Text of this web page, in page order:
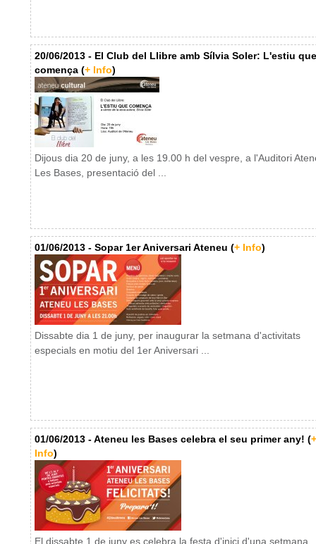
20/06/2013 - El Club del Llibre amb Sílvia Soler: L'estiu que
comença (+ Info)
Dijous dia 20 de juny, a les 19.00 h del vespre, a l'Auditori
Les Bases, presentació del ...
01/06/2013 - Sopar 1er Aniversari Ateneu (+ Info)
Dissabte dia 1 de juny, per inaugurar la setmana d'activitats
especials en motiu del 1er Aniversari ...
01/06/2013 - Ateneu les Bases celebra el seu primer any! (+
Info)
El dissabte 1 de juny es celebra la festa d'inici d'una setmana